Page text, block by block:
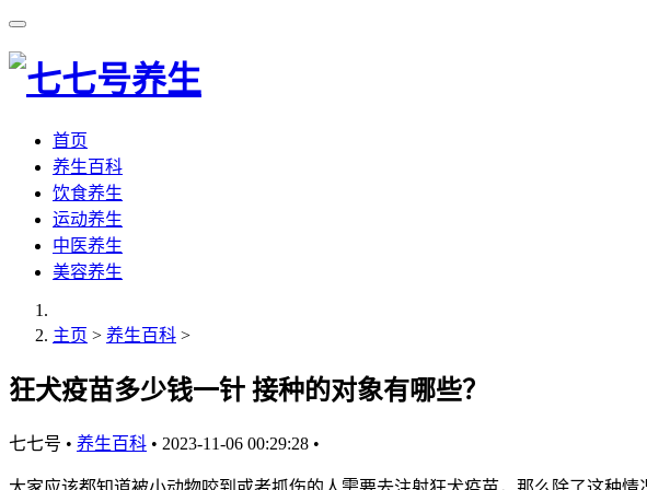
首页
养生百科
饮食养生
运动养生
中医养生
美容养生
主页 > 养生百科 >
狂犬疫苗多少钱一针 接种的对象有哪些？
七七号 • 养生百科 • 2023-11-06 00:29:28 •